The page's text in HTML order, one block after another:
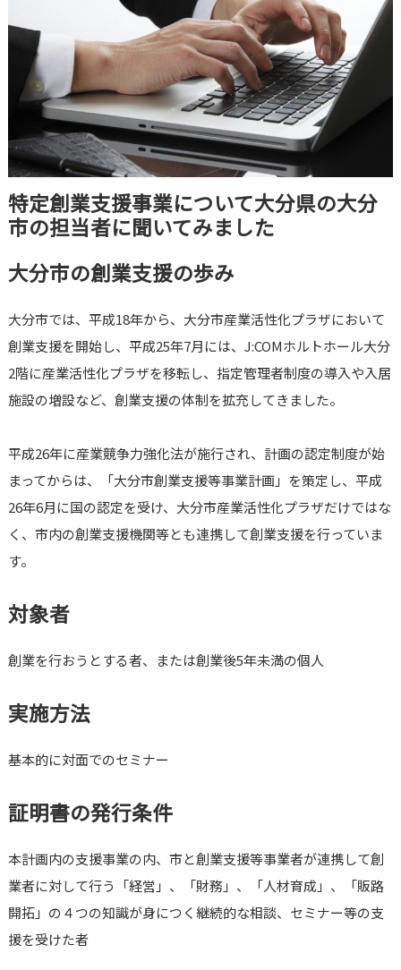
特定創業支援事業について大分県の大分
市の担当者に聞いてみました
大分市の創業支援の歩み
大分市では、平成18年から、大分市産業活性化プラザにおいて
創業支援を開始し、平成25年7月には、J:COMホルトホール大分
2階に産業活性化プラザを移転し、指定管理者制度の導入や入居
施設の増設など、創業支援の体制を拡充してきました。
平成26年に産業競争力強化法が施行され、計画の認定制度が始
まってからは、「大分市創業支援等事業計画」を策定し、平成
26年6月に国の認定を受け、大分市産業活性化プラザだけではな
く、市内の創業支援機関等とも連携して創業支援を行っていま
す。
対象者
創業を行おうとする者、または創業後5年未満の個人
実施方法
基本的に対面でのセミナー
証明書の発行条件
本計画内の支援事業の内、市と創業支援等事業者が連携して創
業者に対して行う「経営」、「財務」、「人材育成」、「販路
開拓」の４つの知識が身につく継続的な相談、セミナー等の支
援を受けた者